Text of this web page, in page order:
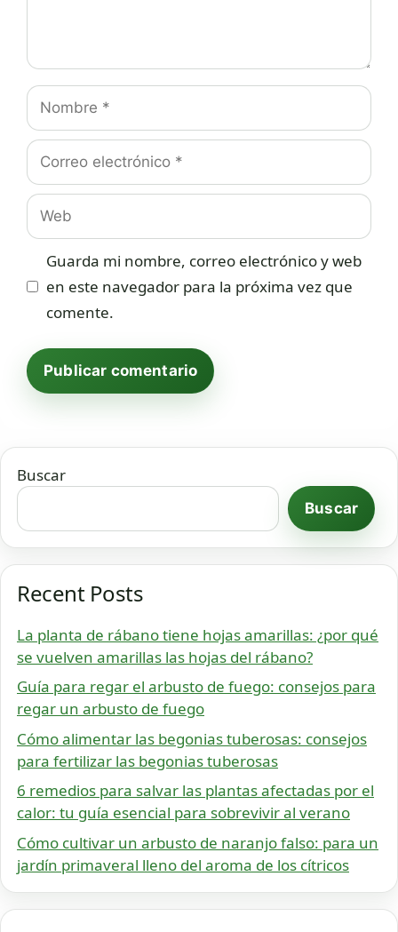
Nombre
Correo
electrónico
Web
Guarda mi nombre, correo electrónico y web
en este navegador para la próxima vez que
comente.
Buscar
Buscar
Recent Posts
La planta de rábano tiene hojas amarillas: ¿por qué
se vuelven amarillas las hojas del rábano?
Guía para regar el arbusto de fuego: consejos para
regar un arbusto de fuego
Cómo alimentar las begonias tuberosas: consejos
para fertilizar las begonias tuberosas
6 remedios para salvar las plantas afectadas por el
calor: tu guía esencial para sobrevivir al verano
Cómo cultivar un arbusto de naranjo falso: para un
jardín primaveral lleno del aroma de los cítricos